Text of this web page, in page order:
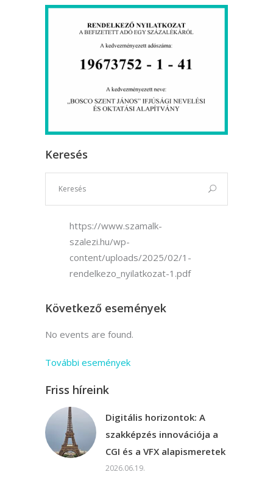
Keresés
https://www.szamalk-
szalezi.hu/wp-
content/uploads/2025/02/1-
rendelkezo_nyilatkozat-1.pdf
Következő események
No events are found.
További események
Friss híreink
Digitális horizontok: A
szakképzés innovációja a
CGI és a VFX alapismeretek
2026.06.19.